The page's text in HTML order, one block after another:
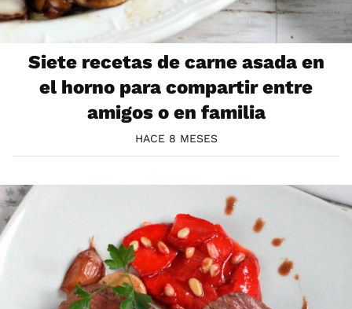
Siete recetas de carne asada en
el horno para compartir entre
amigos o en familia
HACE 8 MESES